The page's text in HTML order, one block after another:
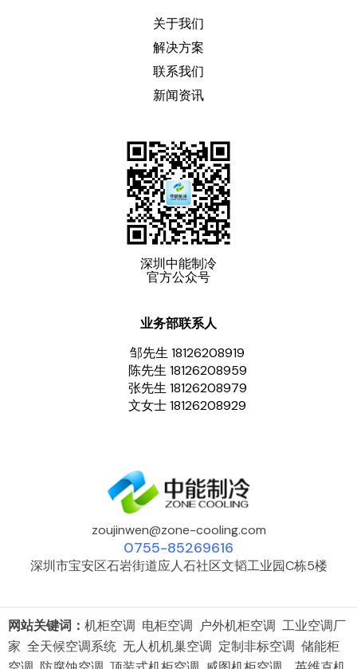
关于我们
解决方案
联系我们
新闻资讯
深圳中能制冷
官方公众号
业务部联系人
邹先生 18126208919
陈先生 18126208959
张先生 18126208979
文女士 18126208929
zoujinwen@zone-cooling.com
0755-85269616
深圳市宝安区石岩街道应人石社区文韬工业园C栋5楼
网站关键词： 机柜空调 电柜空调 户外机柜空调 工业空调厂
家 全天候空调系统 无人机机巢空调 定制非标空调 储能柜